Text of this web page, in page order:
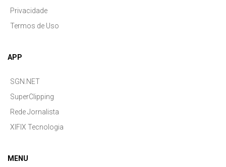
Privacidade
Termos de Uso
APP
SGN.NET
SuperClipping
Rede Jornalista
XIFIX Tecnologia
MENU